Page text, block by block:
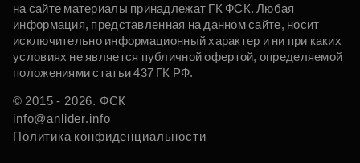
на сайте материалы принадлежат ГК ФСК. Любая
информация, представленная на данном сайте, носит
исключительно информационный характер и ни при каких
условиях не является публичной офертой, определяемой
положениями статьи 437 ГК РФ.
© 2015 - 2026. ФСК
info@anlider.info
Политика конфиденциальности